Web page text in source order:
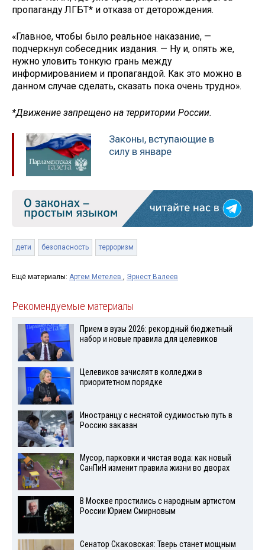
пропаганду ЛГБТ* и отказа от деторождения.
«Главное, чтобы было реальное наказание, —
подчеркнул собеседник издания. — Ну и, опять же,
нужно уловить тонкую грань между
информированием и пропагандой. Как это можно в
данном случае сделать, сказать пока очень трудно».
*Движение запрещено на территории России.
Законы, вступающие в
силу в январе
дети безопасность терроризм
Ещё материалы: Артем Метелев , Эрнест Валеев
Рекомендуемые материалы
Прием в вузы 2026: рекордный бюджетный
набор и новые правила для целевиков
Целевиков зачислят в колледжи в
приоритетном порядке
Иностранцу с неснятой судимостью путь в
Россию заказан
Мусор, парковки и чистая вода: как новый
СанПиН изменит правила жизни во дворах
В Москве простились с народным артистом
России Юрием Смирновым
Сенатор Скаковская: Тверь станет мощным